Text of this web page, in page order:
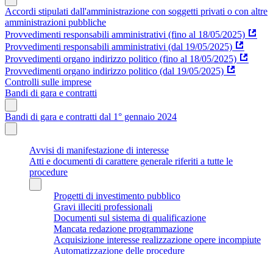
Accordi stipulati dall'amministrazione con soggetti privati o con altre
amministrazioni pubbliche
Provvedimenti responsabili amministrativi (fino al 18/05/2025)
Provvedimenti responsabili amministrativi (dal 19/05/2025)
Provvedimenti organo indirizzo politico (fino al 18/05/2025)
Provvedimenti organo indirizzo politico (dal 19/05/2025)
Controlli sulle imprese
Bandi di gara e contratti
Bandi di gara e contratti dal 1° gennaio 2024
Avvisi di manifestazione di interesse
Atti e documenti di carattere generale riferiti a tutte le
procedure
Progetti di investimento pubblico
Gravi illeciti professionali
Documenti sul sistema di qualificazione
Mancata redazione programmazione
Acquisizione interesse realizzazione opere incompiute
Automatizzazione delle procedure